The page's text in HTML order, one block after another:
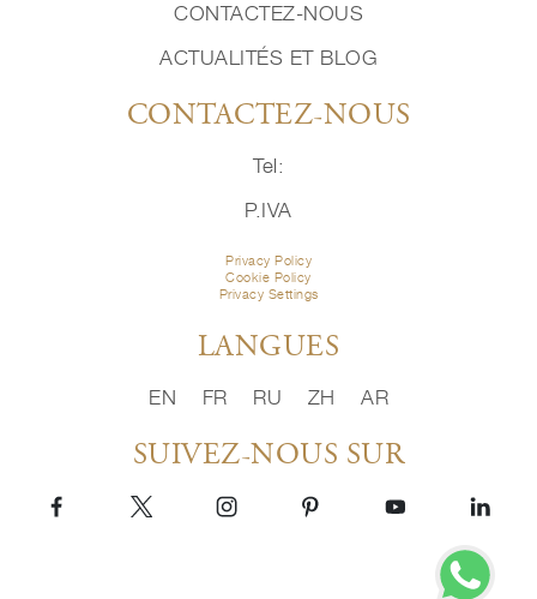
CONTACTEZ-NOUS
ACTUALITÉS ET BLOG
CONTACTEZ-NOUS
Tel:
P.IVA
Privacy Policy
Cookie Policy
Privacy Settings
LANGUES
EN FR RU ZH AR
SUIVEZ-NOUS SUR